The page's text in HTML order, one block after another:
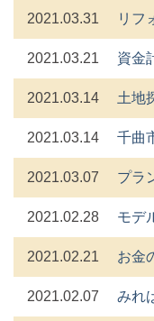
2021.03.31 リフ
2021.03.21 資金
2021.03.14 土地
2021.03.14 千曲
2021.03.07 プラ
2021.02.28 モデ
2021.02.21 お金
2021.02.07 みれ